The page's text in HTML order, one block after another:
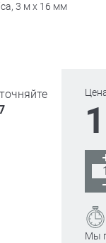
3 м х 16 мм
Мы